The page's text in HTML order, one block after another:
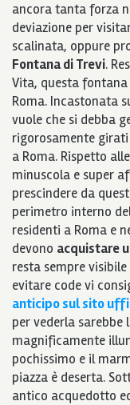
ancora tanta forza
deviazione per
scalinata, oppure
Fontana di Trevi.
Vita, questa
Roma. Incastonata
vuole che si debba
rigorosamente
a Roma. Rispetto
minuscola e super
prescindere da
perimetro interno
residenti a Roma e
devono acquistare
resta sempre
evitare code vi
anticipo sul sito
per vederla
magnificamente
pochissimo e il
piazza è deserta.
antico acquedotto